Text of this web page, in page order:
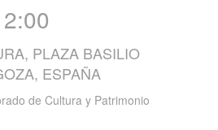
PLAZA BASILIO
ESPAÑA
de Cultura y Patrimonio